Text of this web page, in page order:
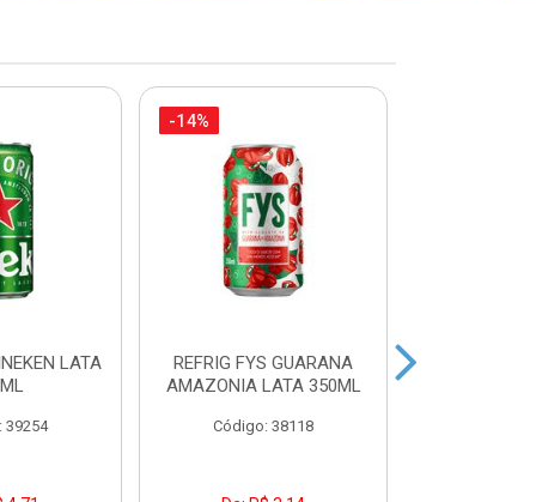
LATA
39254
-14%
REFRIG FYS GUARANA
AMAZONIA LATA 350ML
Código: 38118